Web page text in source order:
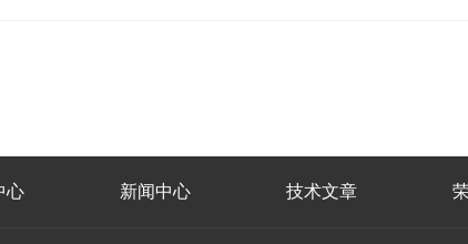
心 新闻中心 技术文章